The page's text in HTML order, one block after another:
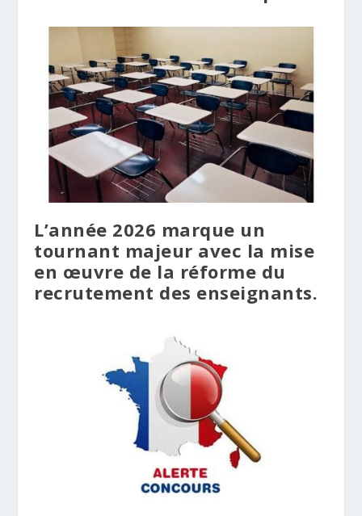
L’année 2026 marque un
tournant majeur avec la mise
en œuvre de la réforme du
recrutement des enseignants.